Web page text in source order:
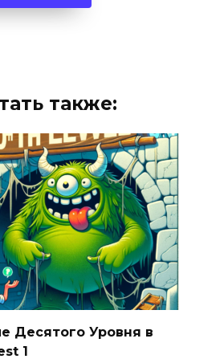
также:
Десятого Уровня в
1